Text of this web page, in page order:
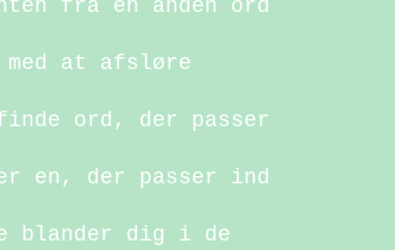
fra en anden ord
at afsløre
ord, der passer
en, der passer ind
blander dig i de